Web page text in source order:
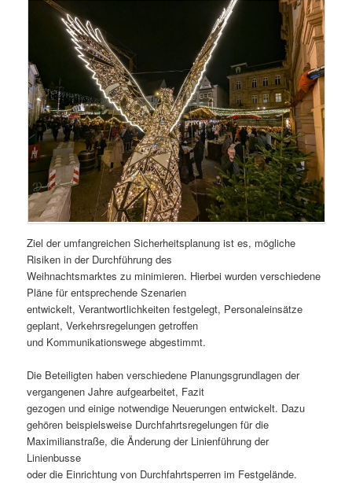
Ziel der umfangreichen Sicherheitsplanung ist es, mögliche
Risiken in der Durchführung des
Weihnachtsmarktes zu minimieren. Hierbei wurden verschiedene
Pläne für entsprechende Szenarien
entwickelt, Verantwortlichkeiten festgelegt, Personaleinsätze
geplant, Verkehrsregelungen getroffen
und Kommunikationswege abgestimmt.
Die Beteiligten haben verschiedene Planungsgrundlagen der
vergangenen Jahre aufgearbeitet, Fazit
gezogen und einige notwendige Neuerungen entwickelt. Dazu
gehören beispielsweise Durchfahrtsregelungen für die
Maximilianstraße, die Änderung der Linienführung der
Linienbusse
oder die Einrichtung von Durchfahrtsperren im Festgelände.